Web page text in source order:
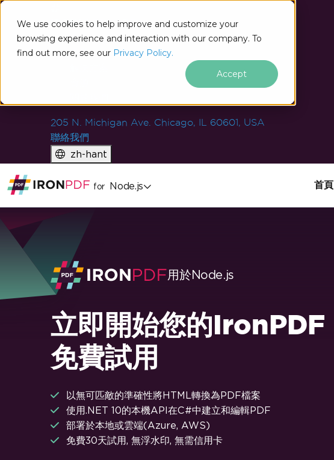
We use cookies to help improve and customize your
browsing experience and interaction with our company. To
find out more, see our Privacy Policy.
Accept
IRONSOFTWARE
產品
企業
205 N. Michigan Ave. Chicago, IL 60601, USA
聯絡我們
zh-hant
for Node.js 首頁
用於Node.js
立即開始您的IronPDF
免費試用
以無可匹敵的準確性將HTML轉換為PDF檔案
使用.NET 10的本機API在C#中建立和編輯PDF
部署於本地或雲端(Azure, AWS)
免費30天試用, 無浮水印, 無需信用卡